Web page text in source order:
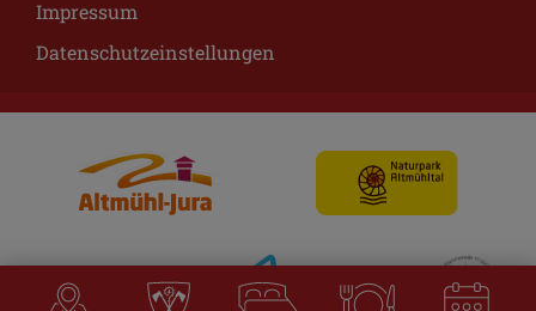
Impressum
Datenschutzeinstellungen